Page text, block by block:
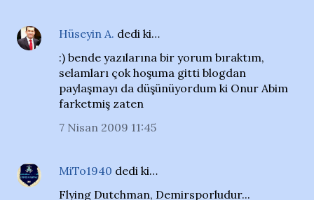
Hüseyin A. dedi ki…
:) bende yazılarına bir yorum bıraktım,
selamları çok hoşuma gitti blogdan
paylaşmayı da düşünüyordum ki Onur Abim
farketmiş zaten
7 Nisan 2009 11:45
MiTo1940 dedi ki…
Flying Dutchman, Demirsporludur...